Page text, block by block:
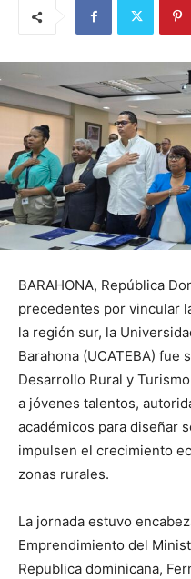
BARAHONA, República
precedentes por vincular
la región sur, la
Barahona (UCATEBA) fue
Desarrollo Rural y
a jóvenes talentos,
académicos para diseñar
impulsen el crecimiento
zonas rurales.
La jornada estuvo
Emprendimiento del
Republica dominicana,